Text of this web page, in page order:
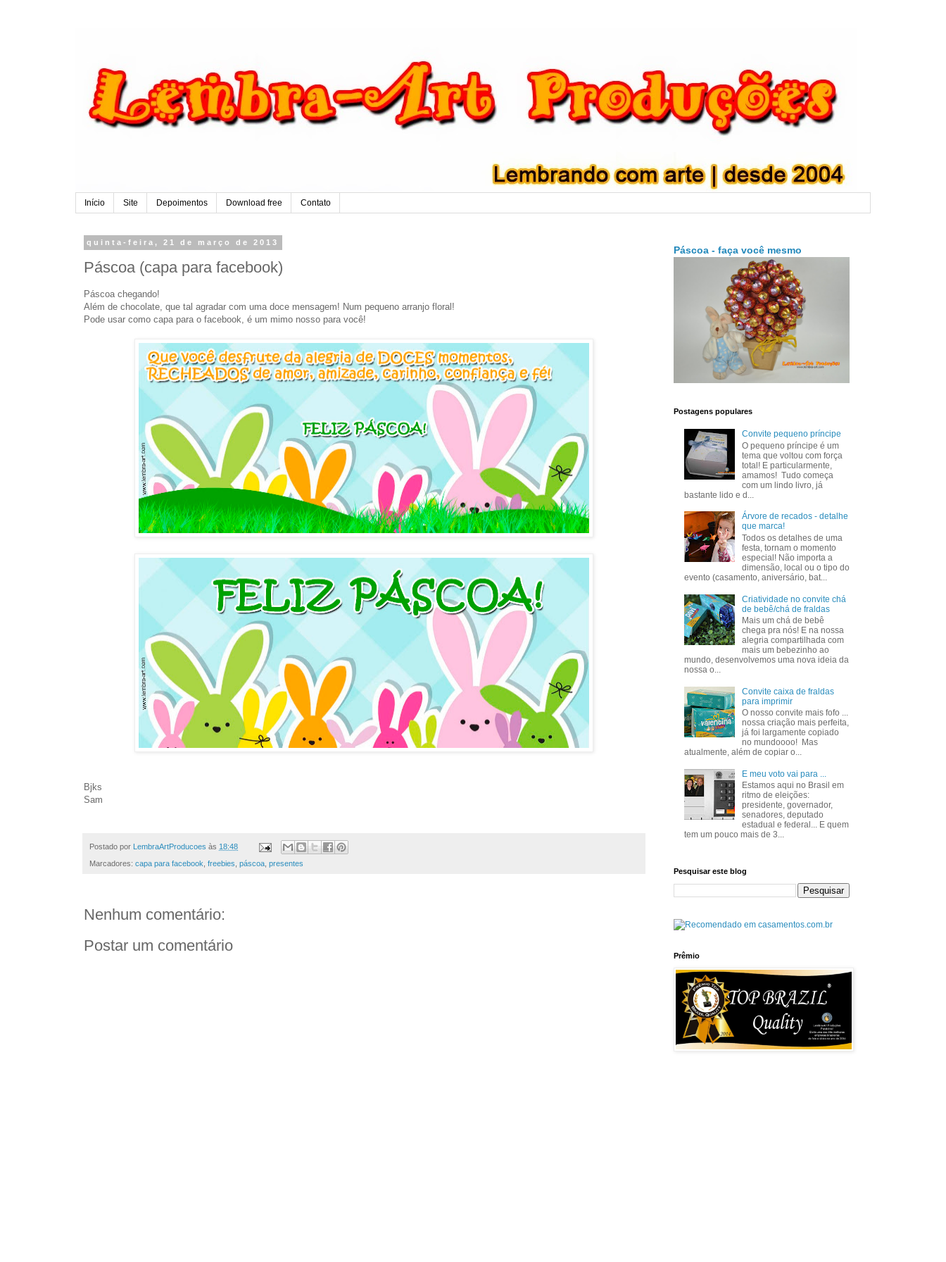
Início Site Depoimentos Download free Contato
quinta-feira, 21 de março de 2013
Páscoa (capa para facebook)
Páscoa chegando!
Além de chocolate, que tal agradar com uma doce mensagem! Num pequeno arranjo floral!
Pode usar como capa para o facebook, é um mimo nosso para você!
Bjks
Sam
Postado por LembraArtProducoes às 18:48
Marcadores: capa para facebook, freebies, páscoa, presentes
Nenhum comentário:
Postar um comentário
Páscoa - faça você mesmo
Postagens populares
Convite pequeno príncipe
O pequeno príncipe é um
tema que voltou com força
total! E particularmente,
amamos! Tudo começa
com um lindo livro, já
bastante lido e d...
Árvore de recados - detalhe
que marca!
Todos os detalhes de uma
festa, tornam o momento
especial! Não importa a
dimensão, local ou o tipo do
evento (casamento, aniversário, bat...
Criatividade no convite chá
de bebê/chá de fraldas
Mais um chá de bebê
chega pra nós! E na nossa
alegria compartilhada com
mais um bebezinho ao
mundo, desenvolvemos uma nova ideia da
nossa o...
Convite caixa de fraldas
para imprimir
O nosso convite mais fofo ...
nossa criação mais perfeita,
já foi largamente copiado
no mundoooo! Mas
atualmente, além de copiar o...
E meu voto vai para ...
Estamos aqui no Brasil em
ritmo de eleições:
presidente, governador,
senadores, deputado
estadual e federal... E quem
tem um pouco mais de 3...
Pesquisar este blog
Prêmio